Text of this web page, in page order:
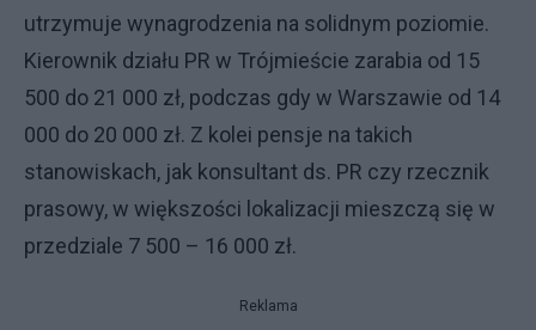
utrzymuje wynagrodzenia na solidnym poziomie.
Kierownik działu PR w Trójmieście zarabia od 15
500 do 21 000 zł, podczas gdy w Warszawie od 14
000 do 20 000 zł. Z kolei pensje na takich
stanowiskach, jak konsultant ds. PR czy rzecznik
prasowy, w większości lokalizacji mieszczą się w
przedziale 7 500 – 16 000 zł.
Reklama